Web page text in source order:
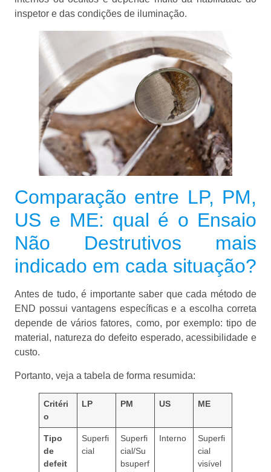
inspetor e das condições de iluminação.
Comparação entre LP, PM,
US e ME: qual é o Ensaio
Não Destrutivos mais
indicado em cada situação?
Antes de tudo, é importante saber que cada método de
END possui vantagens específicas e a escolha correta
depende de vários fatores, como, por exemplo: tipo de
material, natureza do defeito esperado, acessibilidade e
custo.
Portanto, veja a tabela de forma resumida:
Critéri
o
LP PM US ME
Tipo
de
defeit
Superfi
cial
Superfi
cial/Su
bsuperf
Interno
Superfi
cial
visível